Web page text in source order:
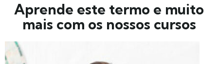
Aprende este termo e muito
mais com os nossos cursos